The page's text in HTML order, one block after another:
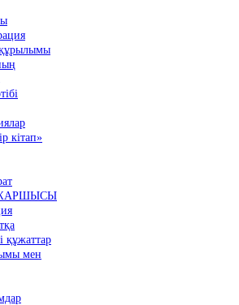
құрылымы
кітап»
құжаттар
мен